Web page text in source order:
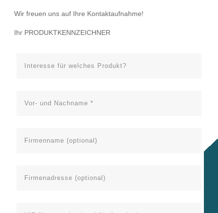
Wir freuen uns auf Ihre Kontaktaufnahme!
Ihr PRODUKTKENNZEICHNER